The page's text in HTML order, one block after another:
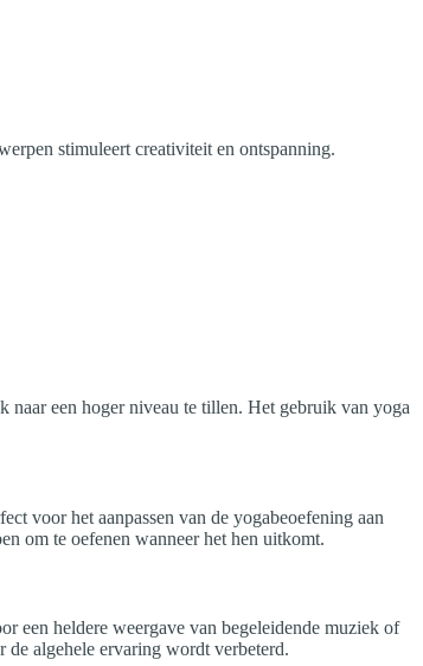
stimuleert creativiteit en ontspanning.
naar een hoger niveau te tillen. Het gebruik van yoga
voor het aanpassen van de yogabeoefening aan
om te oefenen wanneer het hen uitkomt.
een heldere weergave van begeleidende muziek of
de algehele ervaring wordt verbeterd.